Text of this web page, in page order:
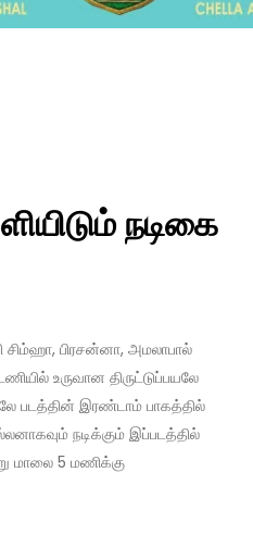
நடிகை
பிரசன்னா, அமலாபால்
உருவான திருட்டுப்பயலே
படத்தின் இரண்டாம் பாகத்தில்
நடிக்கும் இப்படத்தில்
மாலை 5 மணிக்கு